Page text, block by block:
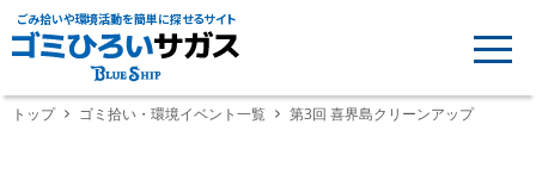
ごみ拾いや環境活動を簡単に探せるサイト
トップ ゴミ拾い・環境イベント一覧 第3回 喜界島クリーンアップ